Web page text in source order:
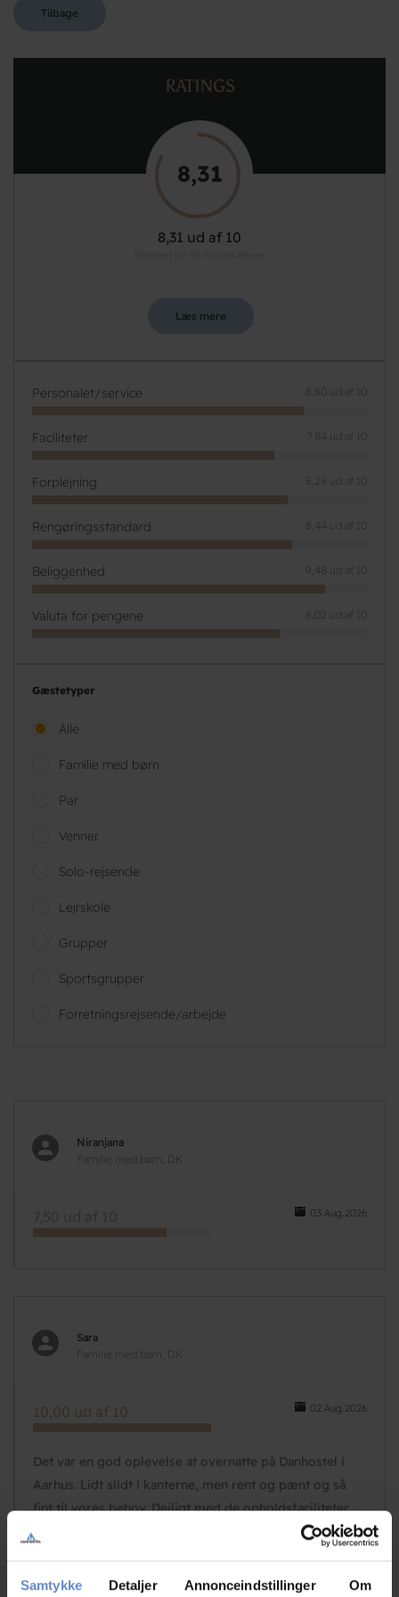
Samtykke Detaljer Annonceindstillinger Om
Tilbage
RATINGS
8,31
8,31 ud af 10
Læs mere
Personalet/service 8,80 ud af 10
Faciliteter 7,84 ud af 10
Forplejning 8,29 ud af 10
Rengøringsstandard 8,44 ud af 10
Beliggenhed 9,48 ud af 10
Valuta for pengene 8,02 ud af 10
Gæstetyper
Alle
Familie med børn
Par
Venner
Solo-rejsende
Lejrskole
Grupper
Sportsgrupper
Forretningsrejsende/arbejde
Niranjana
Familie med børn, DK
03.Aug.2026
7,50 ud af 10
Sara
Familie med børn, DK
02.Aug.2026
10,00 ud af 10
Det var en god oplevelse at overnatte på Danhostel i
Aarhus. Lidt slidt i kanterne, men rent og pænt og så
fint til vores behov. Dejligt med de opholdsfaciliteter,
der er til rådighed. Virkelig fin morgenmad og sødt